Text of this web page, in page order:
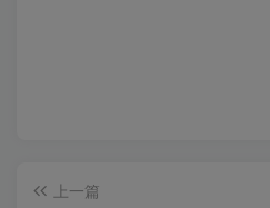
上一篇